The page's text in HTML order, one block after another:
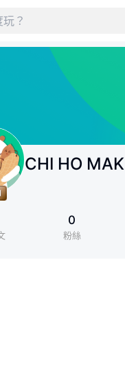
CHI HO MAK
0
粉絲